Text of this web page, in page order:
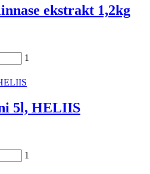
ekstrakt 1,2kg
1
5l, HELIIS
1